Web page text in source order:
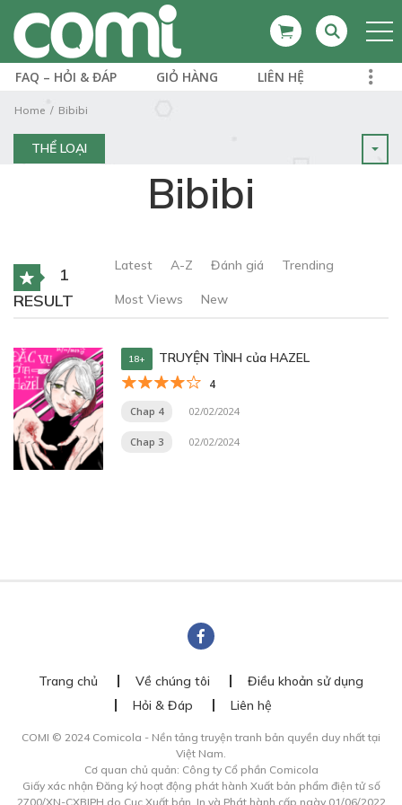
FAQ – HỎI & ĐÁP GIỎ HÀNG LIÊN HỆ
Home Bibibi
THỂ LOẠI
Bibibi
1
RESULT
Latest A-Z Đánh giá Trending
Most Views New
18+ TRUYỆN TÌNH của HAZEL
4
Chap 4 02/02/2024
Chap 3 02/02/2024
Trang chủ Về chúng tôi
Điều khoản sử dụng
Hỏi & Đáp
Liên hệ
COMI © 2024 Comicola - Nền tảng truyện tranh bản quyền duy nhất tại
Việt Nam.
Cơ quan chủ quản: Công ty Cổ phần Comicola
Giấy xác nhận Đăng ký hoạt động phát hành Xuất bản phẩm điện tử số
2700/XN-CXBIPH do Cục Xuất bản, In và Phát hành cấp ngày 01/06/2022